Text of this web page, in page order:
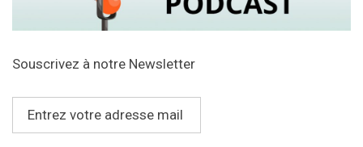
Souscrivez à notre Newsletter